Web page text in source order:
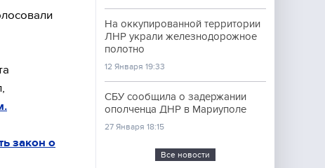
закон о
На оккупированной территории
ЛНР украли железнодорожное
полотно
12 Января 19:33
СБУ сообщила о задержании
ополченца ДНР в Мариуполе
27 Января 18:15
Все новости